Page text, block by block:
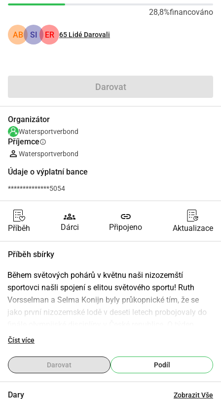
28,8%financováno
AB SI ER 65 Lidé Darovali
Darovat
Organizátor
Watersportverbond
Příjemceinfo
Watersportverbond
Údaje o výplatní bance
**************5054
Příběh
groups
Dárci
link
Připojeno Aktualizace
Příběh sbírky
Během světových pohárů v květnu naši nizozemští
sportovci našli spojení s elitou světového sportu! Ruth
Vorsselman a Selma Konijn byly průkopnické tím, že se
jako první nizozemské lodě v deseti letech probojovaly do
později dokonce ještě lépe a v Polsku se přiblížily k
Selmou Konijn a Kitty Schiphorst Preuper ukázaly slibné
výsledky!
Číst více
Darovat Podíl
Dary Zobrazit Vše